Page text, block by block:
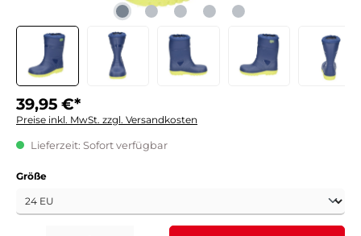
39,95 €*
Preise inkl. MwSt. zzgl. Versandkosten
Lieferzeit: Sofort verfügbar
Größeauswählen
Produkt Anzahl: Gib den gewünschten Wert ein oder benutze die Schaltflächen um